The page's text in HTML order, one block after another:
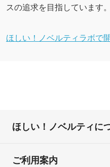
スの追求を目指しています。
ほしい！ノベルティラボで
ほしい！ノベルティに
ご利用案内